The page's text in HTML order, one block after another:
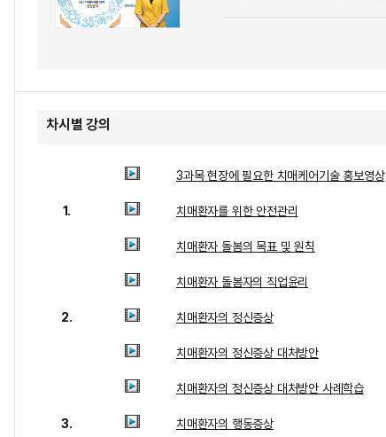
차시별 강의
3과목 현장에 필요한 치매케어기술 홍보영상
1. 치매환자를 위한 안전관리
치매환자 돌봄의 목표 및 원칙
치매환자 돌봄자의 직업윤리
2. 치매환자의 정신증상
치매환자의 정신증상 대처방안
치매환자의 정신증상 대처방안 사례학습
3. 치매환자의 행동증상